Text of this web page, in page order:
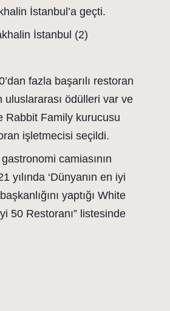
İstanbul’a geçti.
fazla başarılı restoran
ödülleri var ve
Rabbit Family kurucusu
işletmecisi seçildi.
camiasının
yılında ‘Dünyanın en iyi
yaptığı White
50 Restoranı” listesinde